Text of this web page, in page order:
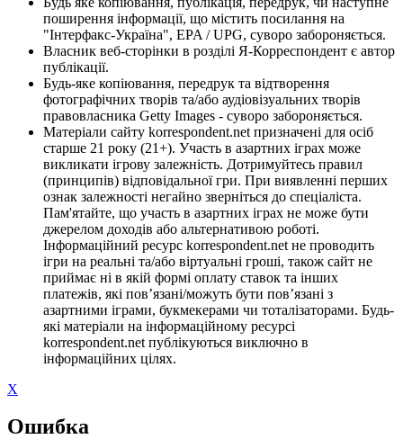
поширення інформації, що містить посилання на
"Інтерфакс-Україна", EPA / UPG, суворо забороняється.
Власник веб-сторінки в розділі Я-Корреспондент є автор
публікації.
Будь-яке копіювання, передрук та відтворення
фотографічних творів та/або аудіовізуальних творів
правовласника Getty Images - суворо забороняється.
Матеріали сайту korrespondent.net призначені для осіб
старше 21 року (21+). Участь в азартних іграх може
викликати ігрову залежність. Дотримуйтесь правил
(принципів) відповідальної гри. При виявленні перших
ознак залежності негайно зверніться до спеціаліста.
Пам'ятайте, що участь в азартних іграх не може бути
джерелом доходів або альтернативою роботі.
Інформаційний ресурс korrespondent.net не проводить
ігри на реальні та/або віртуальні гроші, також сайт не
приймає ні в якій формі оплату ставок та інших
платежів, які пов’язані/можуть бути пов’язані з
азартними іграми, букмекерами чи тоталізаторами. Будь-
які матеріали на інформаційному ресурсі
korrespondent.net публікуються виключно в
інформаційних цілях.
X
Ошибка